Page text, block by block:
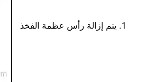
1. يتم إزالة رأس عظمة الفخذ